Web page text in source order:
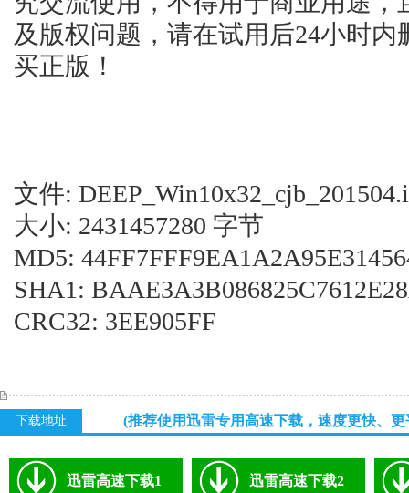
及版权问题，请在试用后24小时
买正版！
文件:
大小: 2431457280 字节
MD5:
SHA1:
CRC32: 3EE905FF
下载地址 (推荐使用迅雷专用高速下载，速度更快、更
迅雷高速下载1 迅雷高速下载2